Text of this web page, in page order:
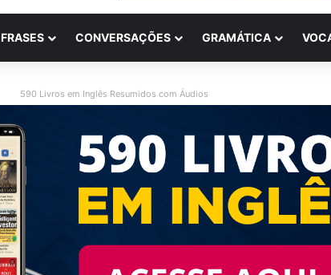
FRASES CONVERSAÇÕES GRAMÁTICA
590 Livros em Inglês Resumidos com Áudios